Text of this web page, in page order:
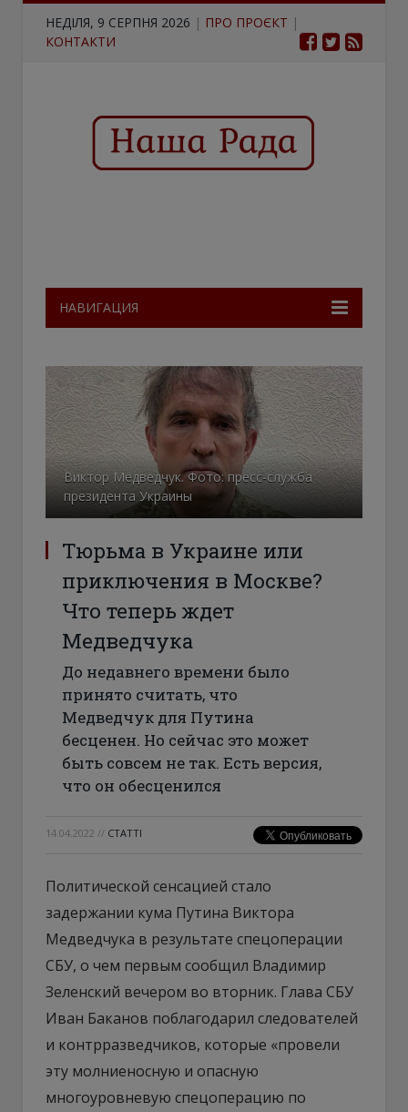
НЕДІЛЯ, 9 СЕРПНЯ 2026 | ПРО ПРОЄКТ |
КОНТАКТИ
НАВИГАЦИЯ
Виктор Медведчук. Фото: пресс-служба
президента Украины
Тюрьма в Украине или
приключения в Москве?
Что теперь ждет
Медведчука
До недавнего времени было
принято считать, что
Медведчук для Путина
бесценен. Но сейчас это может
быть совсем не так. Есть версия,
что он обесценился
14.04.2022 // СТАТТІ
Политической сенсацией стало
задержании кума Путина Виктора
Медведчука в результате спецоперации
СБУ, о чем первым сообщил Владимир
Зеленский вечером во вторник. Глава СБУ
Иван Баканов поблагодарил следователей
и контрразведчиков, которые «провели
эту молниеносную и опасную
многоуровневую спецоперацию по